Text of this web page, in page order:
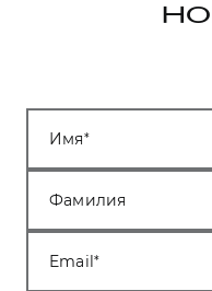
Имя
Фамилия
Email